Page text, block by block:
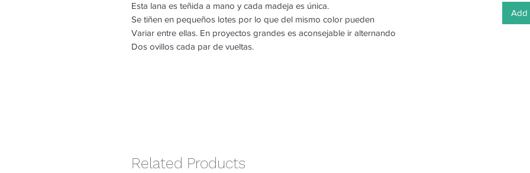
Esta lana es teñida a mano y cada madeja es única.
Se tiñen en pequeños lotes por lo que del mismo color pueden
Variar entre ellas. En proyectos grandes es aconsejable ir alternando
Dos ovillos cada par de vueltas.
Add
Related Products